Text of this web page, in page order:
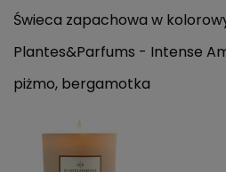
Świeca zapachowa w
Plantes&Parfums - Intense
piżmo, bergamotka